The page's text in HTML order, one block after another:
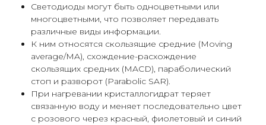
Светодиоды могут быть одноцветными или
многоцветными, что позволяет передавать
различные виды информации.
К ним относятся скользящие средние (Moving
average/MA), схождение-расхождение
скользящих средних (MACD), параболический
стоп и разворот (Parabolic SAR).
При нагревании кристаллогидрат теряет
связанную воду и меняет последовательно цвет
с розового через красный, фиолетовый и синий